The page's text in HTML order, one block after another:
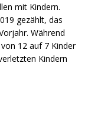
mit Kindern.
gezählt, das
Während
12 auf 7 Kinder
Kindern